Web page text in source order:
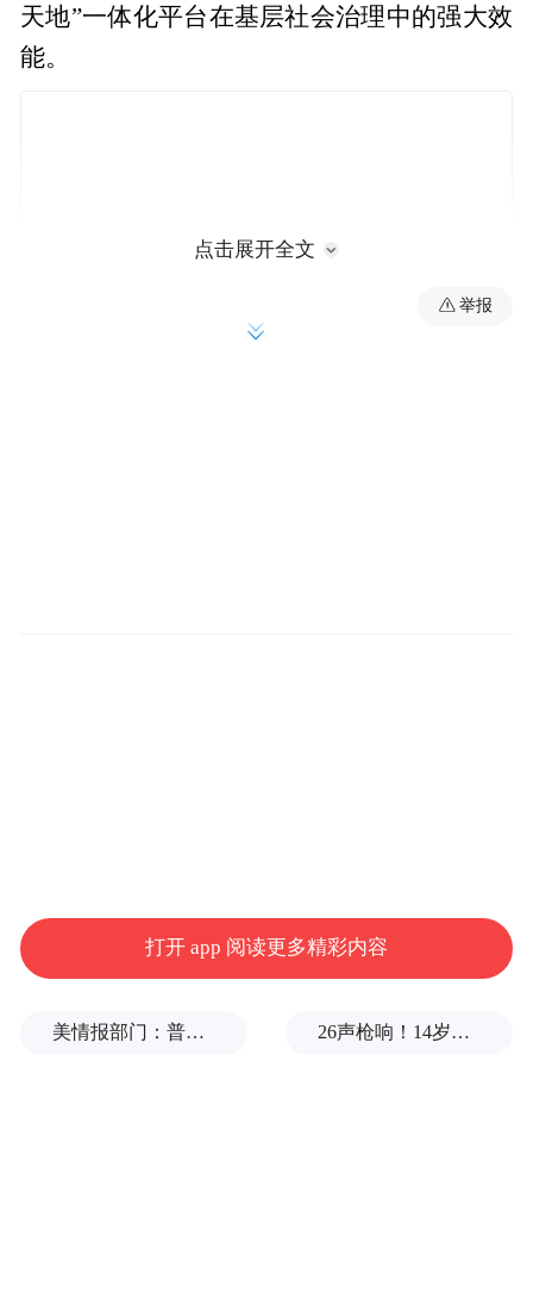
天地”一体化平台在基层社会治理中的强大效
能。
点击展开全文
举报
打开 app 阅读更多精彩内容
美情报部门：普京或发动有限攻击，试探北约集体防御 26声枪响！14岁的初三学生，枪杀了祖父母、老师、学生